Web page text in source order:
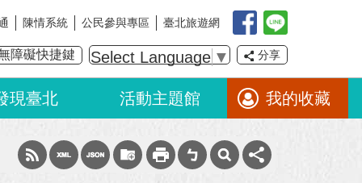
陳情系統 公民參與專區 臺北旅遊網
障礙快捷鍵 Select Language ▼ 分享
現臺北 活動主題館 我的收藏